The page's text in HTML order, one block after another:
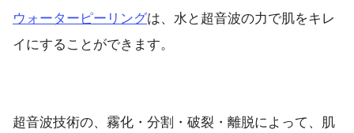
ウォーターピーリングは、水と超音波の力で肌をキレ
イにすることができます。
超音波技術の、霧化・分割・破裂・離脱によって、肌